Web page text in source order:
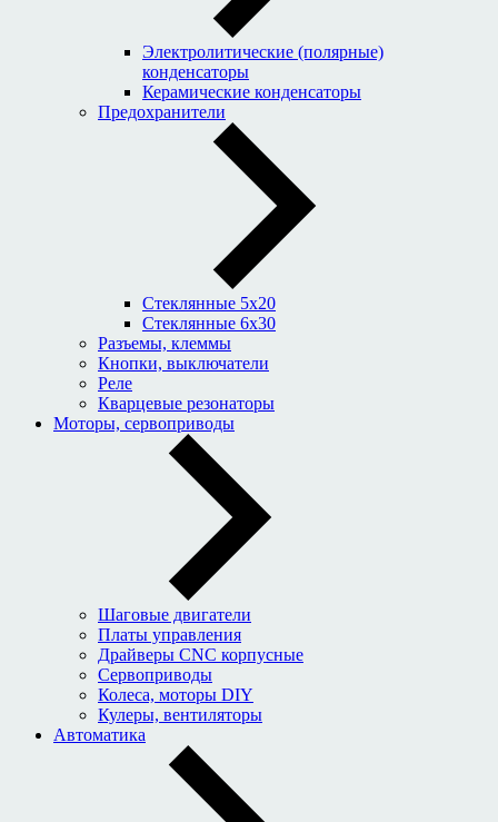
Электролитические (полярные)
конденсаторы
Керамические конденсаторы
Предохранители
Стеклянные 5x20
Стеклянные 6x30
Разъемы, клеммы
Кнопки, выключатели
Реле
Кварцевые резонаторы
Моторы, сервоприводы
Шаговые двигатели
Платы управления
Драйверы CNC корпусные
Сервоприводы
Колеса, моторы DIY
Кулеры, вентиляторы
Автоматика